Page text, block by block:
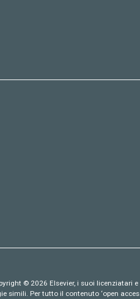
© 2026 Elsevier, i suoi
simili. Per tutto il contenuto ‘open